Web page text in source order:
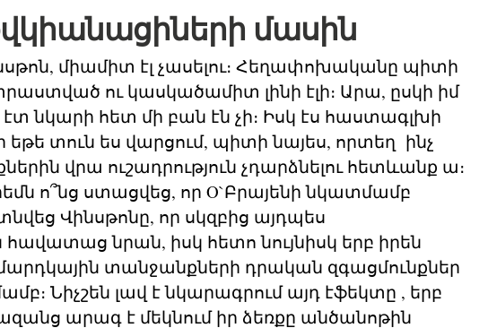
մասին
միամիտ էլ չասելու։ Հեղափոխականը պիտի
ու կասկածամիտ լինի էլի։ Արա, ըսկի իմ
նկարի հետ մի բան էն չի։ Իսկ էս հաստագլխի
եթե տուն ես վարցում, պիտի նայես, որտեղ ինչ
վրա ուշադրություն չդարձնելու հետևանք ա։
ո՞նց ստացվեց, որ O`Բրայենի նկատմամբ
Վինսթոնը, որ սկզբից այդպես
նրան, իսկ հետո նույնիսկ երբ իրեն
տանջանքների դրական զգացմունքներ
Նիչշեն լավ է նկարագրում այդ էֆեկտը , երբ
արագ է մեկնում իր ձեռքը անծանոթին